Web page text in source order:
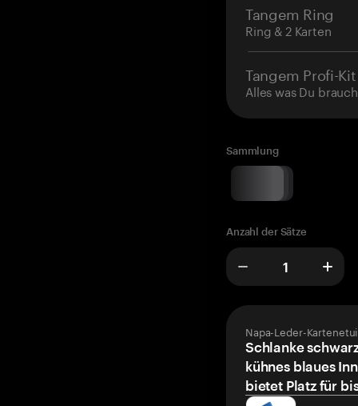
Tangem Ring
Ring & 2 Karten
Tangem Profi-Kit
Alles was Du
Sammlung
Anzahl der Sätze
Napa-Leder-
Schlanke
kühnes blaues
bietet Platz für